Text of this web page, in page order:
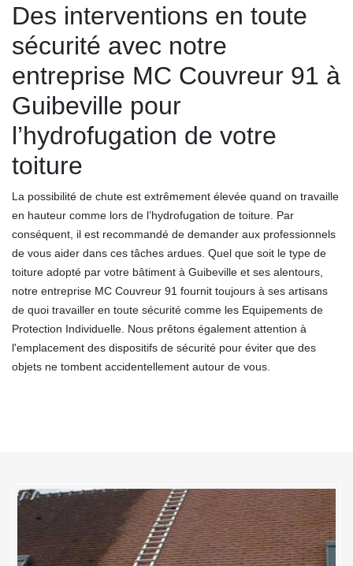
Des interventions en toute
sécurité avec notre
entreprise MC Couvreur 91 à
Guibeville pour
l’hydrofugation de votre
toiture
La possibilité de chute est extrêmement élevée quand on travaille
en hauteur comme lors de l’hydrofugation de toiture. Par
conséquent, il est recommandé de demander aux professionnels
de vous aider dans ces tâches ardues. Quel que soit le type de
toiture adopté par votre bâtiment à Guibeville et ses alentours,
notre entreprise MC Couvreur 91 fournit toujours à ses artisans
de quoi travailler en toute sécurité comme les Equipements de
Protection Individuelle. Nous prêtons également attention à
l'emplacement des dispositifs de sécurité pour éviter que des
objets ne tombent accidentellement autour de vous.